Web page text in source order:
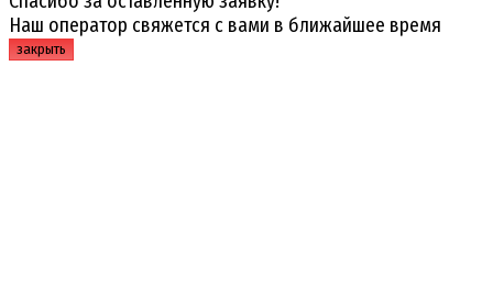
Наш оператор свяжется с вами в ближайшее время
закрыть